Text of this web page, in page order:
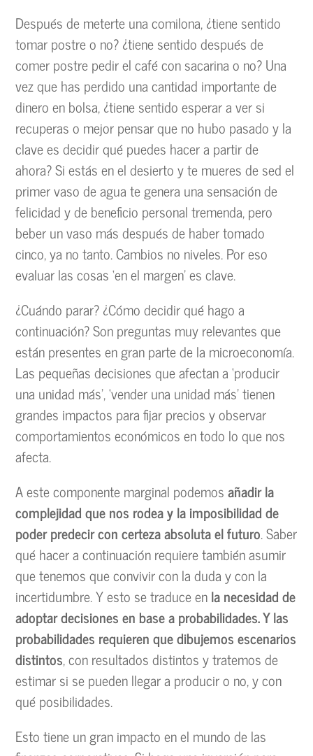
Después de meterte una comilona, ¿tiene sentido
tomar postre o no? ¿tiene sentido después de
comer postre pedir el café con sacarina o no? Una
vez que has perdido una cantidad importante de
dinero en bolsa, ¿tiene sentido esperar a ver si
recuperas o mejor pensar que no hubo pasado y la
clave es decidir qué puedes hacer a partir de
ahora? Si estás en el desierto y te mueres de sed el
primer vaso de agua te genera una sensación de
felicidad y de beneficio personal tremenda, pero
beber un vaso más después de haber tomado
cinco, ya no tanto. Cambios no niveles. Por eso
evaluar las cosas ‘en el margen’ es clave.
¿Cuándo parar? ¿Cómo decidir qué hago a
continuación? Son preguntas muy relevantes que
están presentes en gran parte de la microeconomía.
Las pequeñas decisiones que afectan a ‘producir
una unidad más’, ‘vender una unidad más’ tienen
grandes impactos para fijar precios y observar
comportamientos económicos en todo lo que nos
afecta.
A este componente marginal podemosañadir la
complejidad que nos rodea y la imposibilidad de
poder predecir con certeza absoluta el futuro. Saber
qué hacer a continuación requiere también asumir
que tenemos que convivir con la duda y con la
incertidumbre. Y esto se traduce enla necesidad de
adoptar decisiones en base a probabilidades. Y las
probabilidades requieren que dibujemos escenarios
distintos, con resultados distintos y tratemos de
estimar si se pueden llegar a producir o no, y con
qué posibilidades.
Esto tiene un gran impacto en el mundo de las